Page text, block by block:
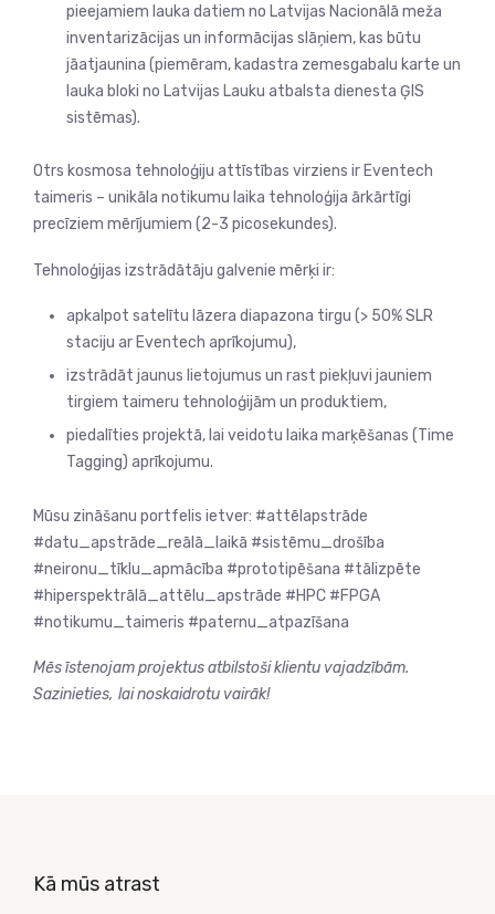
pieejamiem lauka datiem no Latvijas Nacionālā meža
inventarizācijas un informācijas slāņiem, kas būtu
jāatjaunina (piemēram, kadastra zemesgabalu karte un
lauka bloki no Latvijas Lauku atbalsta dienesta ĢIS
sistēmas).
Otrs kosmosa tehnoloģiju attīstības virziens ir Eventech
taimeris – unikāla notikumu laika tehnoloģija ārkārtīgi
precīziem mērījumiem (2-3 picosekundes).
Tehnoloģijas izstrādātāju galvenie mērķi ir:
apkalpot satelītu lāzera diapazona tirgu (> 50% SLR
staciju ar Eventech aprīkojumu),
izstrādāt jaunus lietojumus un rast piekļuvi jauniem
tirgiem taimeru tehnoloģijām un produktiem,
piedalīties projektā, lai veidotu laika marķēšanas (Time
Tagging) aprīkojumu.
Mūsu zināšanu portfelis ietver: #attēlapstrāde
#datu_apstrāde_reālā_laikā #sistēmu_drošība
#neironu_tīklu_apmācība #prototipēšana #tālizpēte
#hiperspektrālā_attēlu_apstrāde #HPC #FPGA
#notikumu_taimeris #paternu_atpazīšana
Mēsīstenojamprojektusatbilstošiklientu vajadzībām.
Sazinieties, lainoskaidrotu vairāk!
Kā mūs atrast